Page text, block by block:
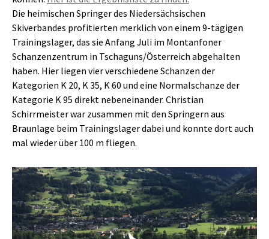
Die heimischen Springer des Niedersächsischen
Skiverbandes profitierten merklich von einem 9-tägigen
Trainingslager, das sie Anfang Juli im Montanfoner
Schanzenzentrum in Tschaguns/Österreich abgehalten
haben. Hier liegen vier verschiedene Schanzen der
Kategorien K 20, K 35, K 60 und eine Normalschanze der
Kategorie K 95 direkt nebeneinander. Christian
Schirrmeister war zusammen mit den Springern aus
Braunlage beim Trainingslager dabei und konnte dort auch
mal wieder über 100 m fliegen.